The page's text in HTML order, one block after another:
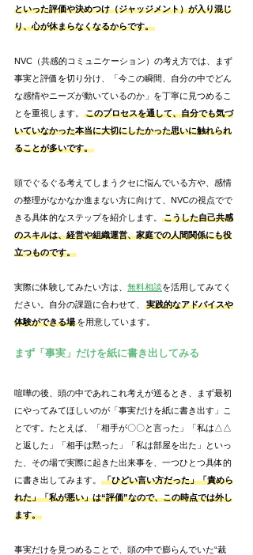
といった評価や決めつけ（ジャッジメント）が入り混じ
り、心が休まらなくなるからです。
NVC（共感的コミュニケーション）の考え方では、まず
事実と評価を切り分け、「今この瞬間、自分の中でどん
な感情やニーズが動いているのか」を丁寧に見つめるこ
とを重視します。
このプロセスを通して、自分でも気づ
いていなかった本当に大切にしたかった思いに触れられ
ることが多いです。
頭でぐるぐる考えてしまうクセに悩んでいる方や、感情
の整理がなかなか進まない方に向けて、NVCの視点でで
きる具体的なステップを紹介します。
こうした自己共感
のスキルは、経営や組織運営、家庭での人間関係にも役
立つものです。
実際に体験してみたい方は、 無料相談を活用してみてく
ださい。自分の課題に合わせて、
実践的なアドバイスや
体験ができる場 を用意しています。
まず「事実」だけを紙に書き出してみる
喧嘩の後、頭の中であれこれ考えが巡るとき、まず最初
にやってみてほしいのが「事実だけを紙に書き出す」こ
とです。たとえば、「相手が〇〇と言った」「私は△△
と返した」「相手は黙った」「私は部屋を出た」といっ
た、その場で実際に起きた出来事を、一つひとつ具体的
に書き出してみます。
「ひどい言い方だった」「責めら
れた」「私が悪い」は“評価”なので、この時点では外し
ます。
事実だけを見つめることで、頭の中で膨らんでいた“裁